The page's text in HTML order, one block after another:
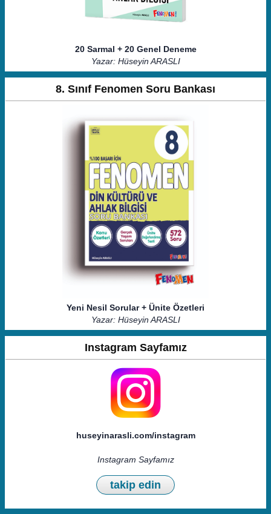
20 Sarmal + 20 Genel Deneme
Yazar: Hüseyin ARASLI
8. Sınıf Fenomen Soru Bankası
Yeni Nesil Sorular + Ünite Özetleri
Yazar: Hüseyin ARASLI
Instagram Sayfamız
huseyinarasli.com/instagram
Instagram Sayfamız
takip edin